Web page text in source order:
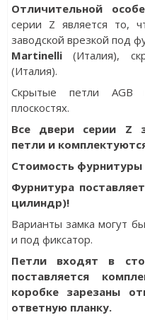
Отличительной
серии Z является то,
заводской врезкой под
Martinelli(Италия),
(Италия).
Скрытые петли AGB
плоскостях.
Все двери серии Z
петли и
Стоимость фурнитуры
Фурнитура
цилиндр)!
Варианты замка могут
и под фиксатор.
Петли входят в
поставляется
коробке зарезаны
ответную планку.